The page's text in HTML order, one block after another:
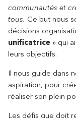
communautés et
tous. Ce but nous
décisions
unificatrice » qui
leurs objectifs.
Il nous guide dans
aspiration, pour
réaliser son plein
Les défis que doit